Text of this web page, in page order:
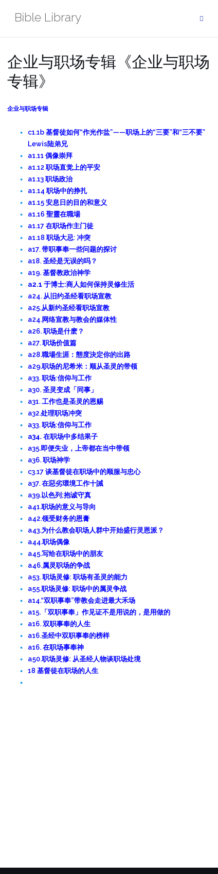
Bible Library
企业与职场专辑《企业与职场
专辑》
企业与职场专辑
c1.1b 基督徒如何“作光作盐”——职场上的“三要”和“三不要”
Lewis陆弟兄
a1.11 偶像崇拜
a1.12 职场直觉上的平安
a1.13 职场政治
a1.14 职场中的挣扎
a1.15 安息日的目的和意义
a1.16 聖靈在職場
a1.17 在职场作主门徒
a1.18 职场大忌: 冲突
a17. 带职事奉一些问题的探讨
a18. 圣经是无误的吗？
a19. 基督教政治神学
a2.1 于博士:商人如何保持灵修生活
a24. 从旧约圣经看职场宣教
a25.从新约圣经看职场宣教
a24.网络宣教与教会的媒体性
a26. 职场是什麽？
a27. 职场价值篇
a28.職場生涯：態度決定你的出路
a29.职场的尼希米：顺从圣灵的带领
a33. 职场:信仰与工作
a30. 圣灵变成「同事」
a31. 工作也是圣灵的恩赐
a32.处理职场冲突
a33. 职场:信仰与工作
a34. 在职场中多结果子
a35.即便失业，上帝都在当中带领
a36. 职场神学
c3.17 谈基督徒在职场中的顺服与忠心
a37. 在惡劣環境工作十誡
a39.以色列;抱诚守真
a41.职场的意义与导向
a42.领受财务的恩膏
a43.为什么教会职场人群中开始盛行灵恩派？
a44.职场偶像
a45.写给在职场中的朋友
a46.属灵职场的争战
a53. 职场灵修: 职场有圣灵的能力
a55.职场灵修: 职场中的属灵争战
a14.“双职事奉”带教会走进最大禾场
a15.「双职事奉」作见证不是用说的，是用做的
a16. 双职事奉的人生
a16.圣经中双职事奉的榜样
a16. 在职场事奉神
a50.职场灵修: 从圣经人物谈职场处境
18 基督徒在职场的人生